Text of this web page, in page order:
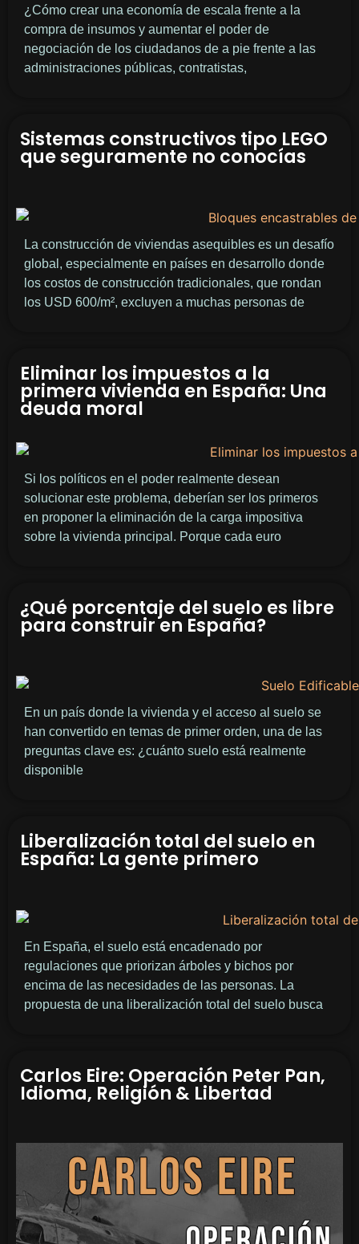
¿Cómo crear una economía de escala frente a la
compra de insumos y aumentar el poder de
negociación de los ciudadanos de a pie frente a las
administraciones públicas, contratistas,
Sistemas constructivos tipo LEGO
que seguramente no conocías
La construcción de viviendas asequibles es un desafío
global, especialmente en países en desarrollo donde
los costos de construcción tradicionales, que rondan
los USD 600/m², excluyen a muchas personas de
Eliminar los impuestos a la
primera vivienda en España: Una
deuda moral
Si los políticos en el poder realmente desean
solucionar este problema, deberían ser los primeros
en proponer la eliminación de la carga impositiva
sobre la vivienda principal. Porque cada euro
¿Qué porcentaje del suelo es libre
para construir en España?
En un país donde la vivienda y el acceso al suelo se
han convertido en temas de primer orden, una de las
preguntas clave es: ¿cuánto suelo está realmente
disponible
Liberalización total del suelo en
España: La gente primero
En España, el suelo está encadenado por
regulaciones que priorizan árboles y bichos por
encima de las necesidades de las personas. La
propuesta de una liberalización total del suelo busca
Carlos Eire: Operación Peter Pan,
Idioma, Religión & Libertad